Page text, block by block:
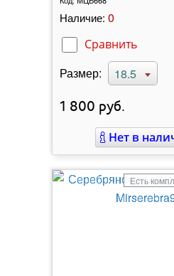
Наличие: 0
Сравнить
Размер: 18.5
1 800 руб.
Нет в
Есть